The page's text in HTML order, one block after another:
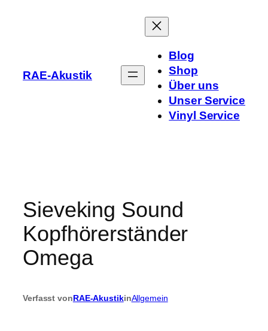
RAE-Akustik
Blog
Shop
Über uns
Unser Service
Vinyl Service
Sieveking Sound
Kopfhörerständer
Omega
Verfasst vonRAE-AkustikinAllgemein